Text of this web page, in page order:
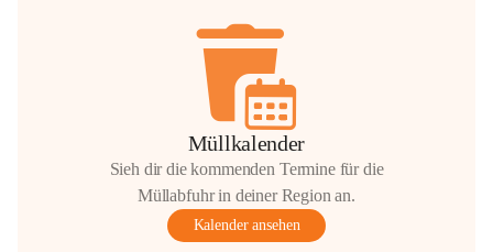
Müllkalender
Sieh dir die kommenden Termine für die
Müllabfuhr in deiner Region an.
Kalender ansehen